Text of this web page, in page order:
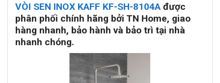
VÒI SEN INOX KAFF KF-SH-8104A được
phân phối chính hãng bởi TN Home, giao
hàng nhanh, bảo hành và bảo trì tại nhà
nhanh chóng.